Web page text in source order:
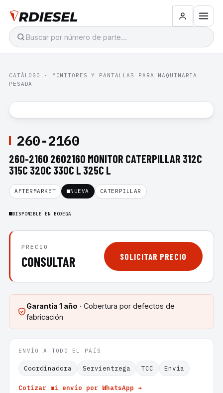
CATÁLOGO · MONITORES Y PANTALLAS PARA MAQUINARIA
PESADA
260-2160
260-2160 2602160 MONITOR CATERPILLAR 312C
315C 320C 330C L 325C L
AFTERMARKET NUEVA CATERPILLAR
DISPONIBLE EN BODEGA
PRECIO
CONSULTAR SOLICITAR PRECIO
Garantía 1 año · Cobertura por defectos de
fabricación
ENVÍO A TODO EL PAÍS
Coordinadora Servientrega TCC Envía
Cotizar mi envío por WhatsApp →